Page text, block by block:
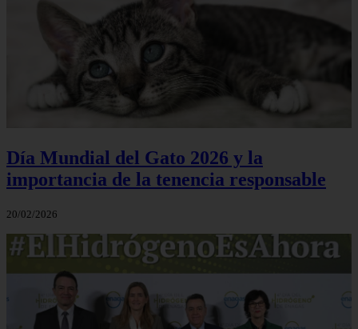
Día Mundial del Gato 2026 y la
importancia de la tenencia responsable
20/02/2026